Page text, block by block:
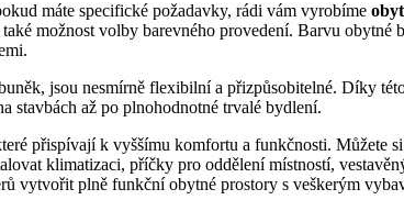
máte specifické požadavky, rádi vám vyrobíme
možnost volby barevného provedení. Barvu
jsou nesmírně flexibilní a přizpůsobitelné. Díky
stavbách až po plnohodnotné trvalé bydlení.
přispívají k vyššímu komfortu a funkčnosti. Můžete
klimatizaci, příčky pro oddělení místností,
vytvořit plně funkční obytné prostory s veškerým